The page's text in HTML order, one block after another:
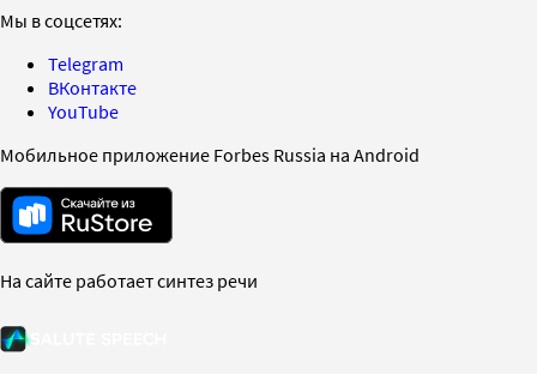
Мы в соцсетях:
Telegram
ВКонтакте
YouTube
Мобильное приложение Forbes Russia на Android
На сайте работает синтез речи